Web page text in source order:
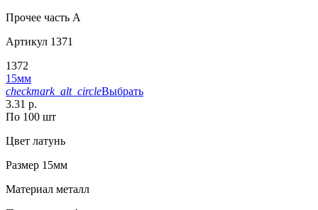
Прочее часть A
Артикул 1371
1372
15мм
checkmark_alt_circleВыбрать
3.31 р.
По 100 шт
Цвет латунь
Размер 15мм
Материал металл